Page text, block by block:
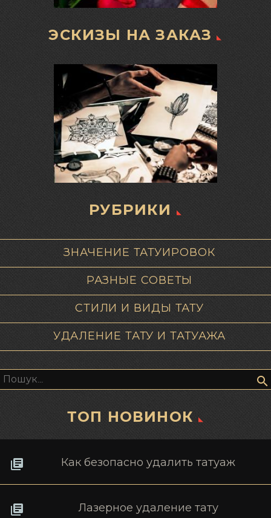
ЭСКИЗЫ НА ЗАКАЗ
РУБРИКИ
ЗНАЧЕНИЕ ТАТУИРОВОК
РАЗНЫЕ СОВЕТЫ
СТИЛИ И ВИДЫ ТАТУ
УДАЛЕНИЕ ТАТУ И ТАТУАЖА
ТОП НОВИНОК
Как безопасно удалить татуаж
Лазерное удаление тату